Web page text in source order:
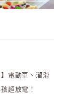
電動車、溜滑
超放電！